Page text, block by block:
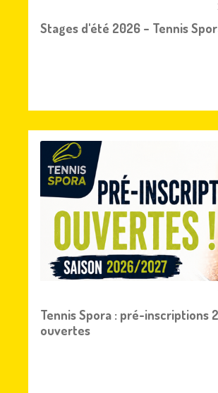
Stages d'été 2026 – Tennis
Tennis Spora : pré-inscriptions
ouvertes